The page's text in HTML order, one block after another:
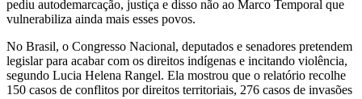
pediu autodemarcação, justiça e disso não ao Marco Temporal que
vulnerabiliza ainda mais esses povos.
No Brasil, o Congresso Nacional, deputados e senadores pretendem
legislar para acabar com os direitos indígenas e incitando violência,
segundo Lucia Helena Rangel. Ela mostrou que o relatório recolhe
150 casos de conflitos por direitos territoriais, 276 casos de invasões